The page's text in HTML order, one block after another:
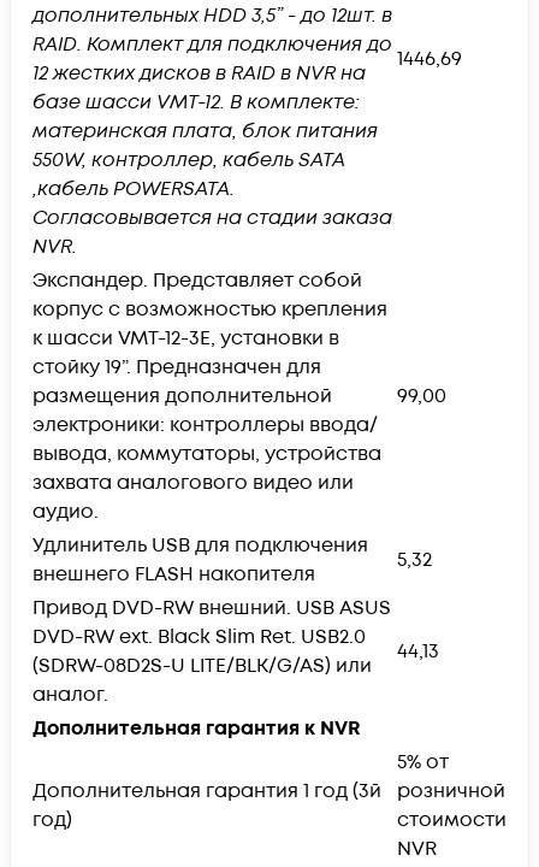
дополнительных HDD 3,5” - до 12шт. в
RAID. Комплект для подключения до
12 жестких дисков в RAID в NVR на
базе шасси VMT-12. В комплекте:
материнская плата, блок питания
550W, контроллер, кабель SАТА
,кабель POWERSATA.
Согласовывается на стадии заказа
NVR.
1446,69
Экспандер. Представляет собой
корпус с возможностью крепления
к шасси VMT-12-3E, установки в
стойку 19”. Предназначен для
размещения дополнительной
электроники: контроллеры ввода/
вывода, коммутаторы, устройства
захвата аналогового видео или
аудио.
99,00
Удлинитель USB для подключения
внешнего FLASH накопителя
5,32
Привод DVD-RW внешний. USB ASUS
DVD-RW ext. Black Slim Ret. USB2.0
(SDRW-08D2S-U LITE/BLK/G/AS) или
аналог.
44,13
Дополнительная гарантия к NVR
Дополнительная гарантия 1 год (3й
год)
5% от
розничной
стоимости
NVR